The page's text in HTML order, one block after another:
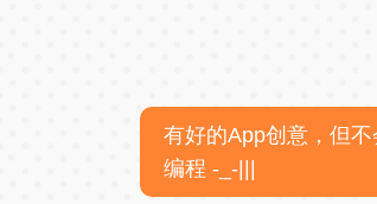
有好的App创意，但不
编程 -_-|||